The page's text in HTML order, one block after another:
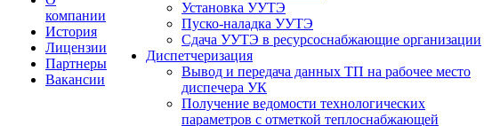
компании
История
Лицензии
Партнеры
Вакансии
Установка УУТЭ
Пуско-наладка УУТЭ
Сдача УУТЭ в ресурсоснабжающие организации
Диспетчеризация
Вывод и передача данных ТП на рабочее место
диспечера УК
Получение ведомости технологических
параметров с отметкой теплоснабжающей